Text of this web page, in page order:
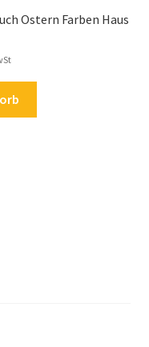
Ostern Farben Haus